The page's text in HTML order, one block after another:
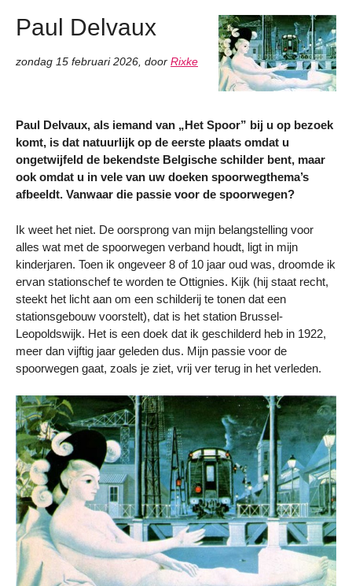
Paul Delvaux
zondag 15 februari 2026, door Rixke
Paul Delvaux, als iemand van „Het Spoor” bij u op bezoek
komt, is dat natuurlijk op de eerste plaats omdat u
ongetwijfeld de bekendste Belgische schilder bent, maar
ook omdat u in vele van uw doeken spoorwegthema’s
afbeeldt. Vanwaar die passie voor de spoorwegen?
Ik weet het niet. De oorsprong van mijn belangstelling voor
alles wat met de spoorwegen verband houdt, ligt in mijn
kinderjaren. Toen ik ongeveer 8 of 10 jaar oud was, droomde ik
ervan stationschef te worden te Ottignies. Kijk (hij staat recht,
steekt het licht aan om een schilderij te tonen dat een
stationsgebouw voorstelt), dat is het station Brussel-
Leopoldswijk. Het is een doek dat ik geschilderd heb in 1922,
meer dan vijftig jaar geleden dus. Mijn passie voor de
spoorwegen gaat, zoals je ziet, vrij ver terug in het verleden.